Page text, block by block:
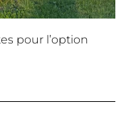
pour l’option